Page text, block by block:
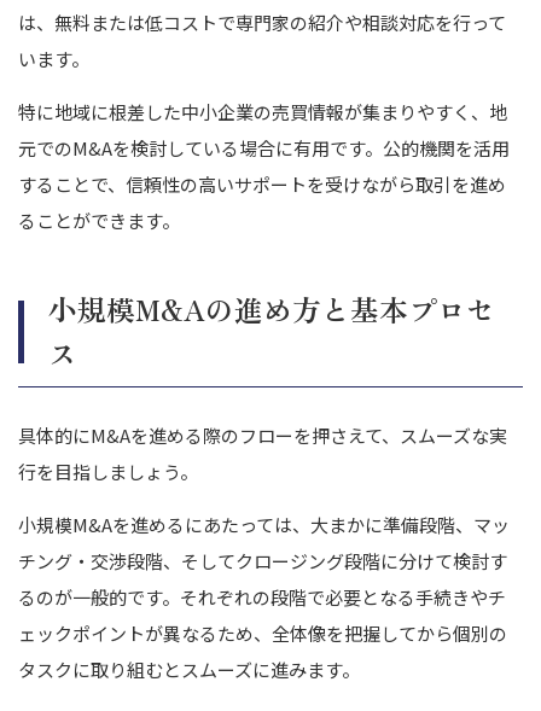
は、無料または低コストで専門家の紹介や相談対応を行って
います。
特に地域に根差した中小企業の売買情報が集まりやすく、地
元でのM&Aを検討している場合に有用です。公的機関を活用
することで、信頼性の高いサポートを受けながら取引を進め
ることができます。
小規模M&Aの進め方と基本プロセ
ス
具体的にM&Aを進める際のフローを押さえて、スムーズな実
行を目指しましょう。
小規模M&Aを進めるにあたっては、大まかに準備段階、マッ
チング・交渉段階、そしてクロージング段階に分けて検討す
るのが一般的です。それぞれの段階で必要となる手続きやチ
ェックポイントが異なるため、全体像を把握してから個別の
タスクに取り組むとスムーズに進みます。